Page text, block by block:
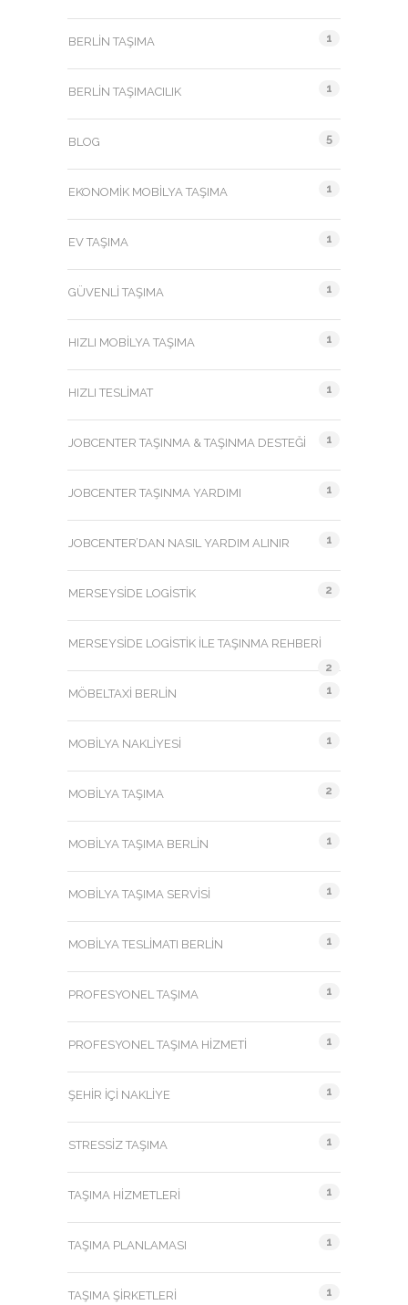
BERLIN TAŞIMA 1
BERLIN TAŞIMACILIK 1
BLOG 5
EKONOMIK MOBILYA TAŞIMA 1
EV TAŞIMA 1
GÜVENLI TAŞIMA 1
HIZLI MOBILYA TAŞIMA 1
HIZLI TESLIMAT 1
JOBCENTER TAŞINMA & TAŞINMA DESTEĞI 1
JOBCENTER TAŞINMA YARDIMI 1
JOBCENTER’DAN NASIL YARDIM ALINIR 1
MERSEYSIDE LOGISTIK 2
MERSEYSIDE LOGISTIK ILE TAŞINMA REHBERI
2
MÖBELTAXI BERLIN
1
MOBILYA NAKLIYESI 1
MOBILYA TAŞIMA 2
MOBILYA TAŞIMA BERLIN 1
MOBILYA TAŞIMA SERVISI 1
MOBILYA TESLIMATI BERLIN 1
PROFESYONEL TAŞIMA 1
PROFESYONEL TAŞIMA HIZMETI 1
ŞEHIR İÇI NAKLIYE 1
STRESSIZ TAŞIMA 1
TAŞIMA HIZMETLERI 1
TAŞIMA PLANLAMASI 1
TAŞIMA ŞIRKETLERI 1